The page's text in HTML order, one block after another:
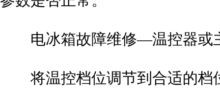
电冰箱故障维修—温控器或
将温控档位调节到合适的档